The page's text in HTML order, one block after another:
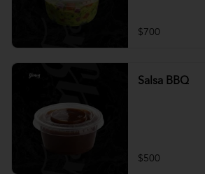
$700
Salsa BBQ
$500